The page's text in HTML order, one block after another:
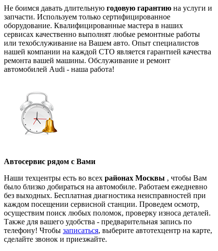
Не боимся давать длительную годовую гарантию на услуги и
запчасти. Используем только сертифицированное
оборудование. Квалифицированные мастера в наших
сервисах качественно выполнят любые ремонтные работы
или техобслуживание на Вашем авто. Опыт специалистов
нашей компании на каждой СТО является гарантией качества
ремонта вашей машины. Обслуживание и ремонт
автомобилей Audi - наша работа!
Автосервис рядом с Вами
Наши техцентры есть во всех районах Москвы , чтобы Вам
было близко добираться на автомобиле. Работаем ежедневно
без выходных. Бесплатная диагностика неисправностей при
каждом посещении сервисной станции. Проведем осмотр,
осуществим поиск любых поломок, проверку износа деталей.
Также для вашего удобства - предварительная запись по
телефону! Чтобы записаться, выберите автотехцентр на карте,
сделайте звонок и приезжайте.